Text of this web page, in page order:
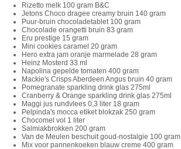
Rizetto melk 100 gram B&C
Jetons Choco dragee creamy bruin 140 gram
Puur-bruin chocoladetablet 100 gram
Chocolade orangetti bruin 83 gram
Eru prestige 15 gram
Mini cookies caramel 20 gram
Hero extra jam oranje marmelade 28 gram
Heinz Mosterd 33 ml
Napolina gepelde tomaten 400 gram
Mackie's Crisps Aberdeen Angus bruin 40 gram
Pomegranate sparkling drink glas 275ml
Cranberry & Orange sparkling drink glas 275ml
Maggi jus rundvlees 0,3 liter 18 gram
Pelpinda's mocca etiket blokzak 250 gram
Chocomel vol 1 liter
Salmiakbrokken 200 gram
Van de Meulen beschuit goud-nostalgie 100 gram
Mix voor pannenkoeken blauw creme 400 gram